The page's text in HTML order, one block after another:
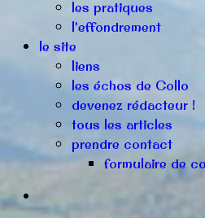
les pratiques
l'effondrement
le site
liens
les échos de Collo
devenez rédacteur !
tous les articles
prendre contact
formulaire de